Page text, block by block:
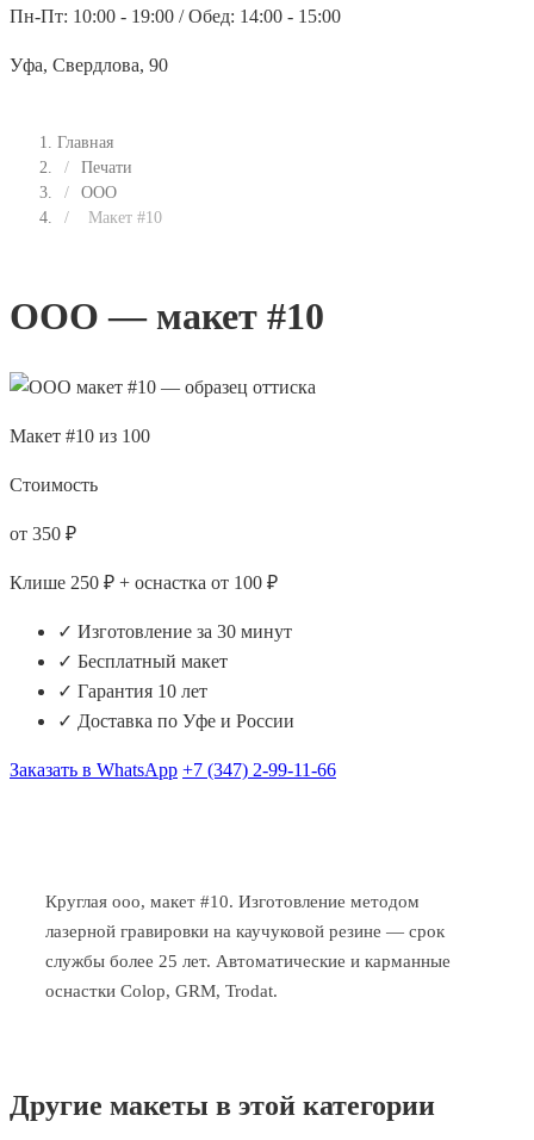
Пн-Пт: 10:00 - 19:00 / Обед: 14:00 - 15:00
Уфа, Свердлова, 90
Главная
/
Печати
/
ООО
/
Макет #10
ООО — макет #10
Макет #10 из 100
Стоимость
от 350 ₽
Клише 250 ₽ + оснастка от 100 ₽
✓ Изготовление за 30 минут
✓ Бесплатный макет
✓ Гарантия 10 лет
✓ Доставка по Уфе и России
Заказать в WhatsApp +7 (347) 2-99-11-66
Круглая ооо, макет #10. Изготовление методом
лазерной гравировки на каучуковой резине — срок
службы более 25 лет. Автоматические и карманные
оснастки Colop, GRM, Trodat.
Другие макеты в этой категории